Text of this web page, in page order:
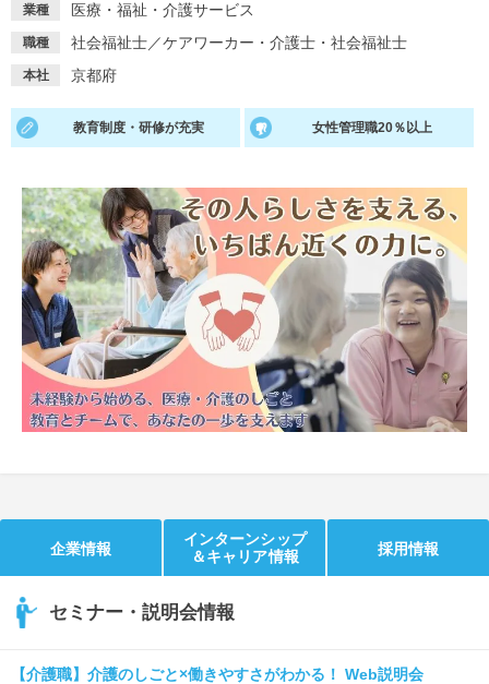
イベントを探す スカウト お知らせ
就活ノウハウ・サポート
就活ノウハウが満載！ お役立ち記事・相談室など
適職診断
あなたに合う仕事を診断！
就活チャンネル
動画で対策講座をチェック
就活ニュースペーパー
就活時事ニュースを更新
よくある質問
不明点があればこちら
業種 医療・福祉・介護サービス
職種 社会福祉士／ケアワーカー・介護士・社会福祉士
本社 京都府
教育制度・研修が充実 女性管理職20％以上
企業情報
インターンシップ
＆キャリア情報
採用情報
セミナー・説明会情報
【介護職】介護のしごと×働きやすさがわかる！ Web説明会